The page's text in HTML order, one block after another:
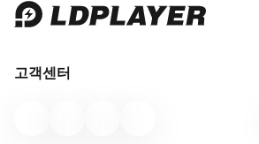
고객센터